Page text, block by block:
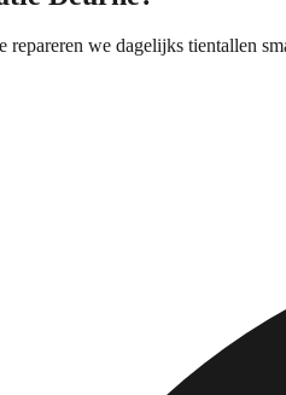
we dagelijks tientallen